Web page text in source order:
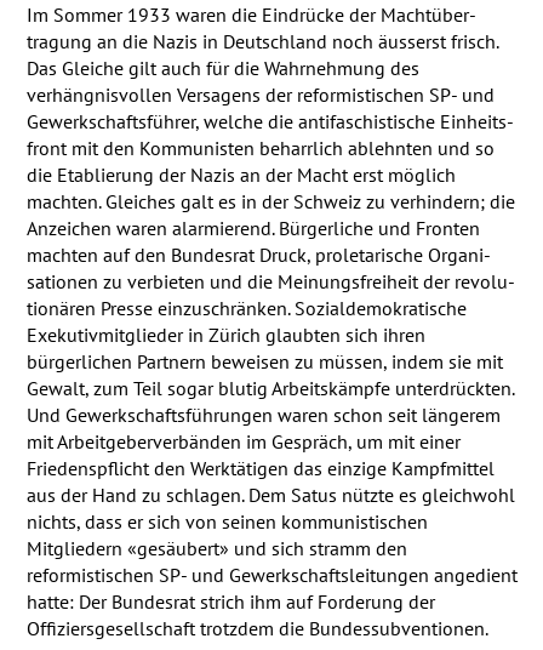
Im Sommer 1933 waren die Eindrücke der Macht­­über­­
tragung an die Nazis in Deutsch­­land noch äusserst frisch.
Das Gleiche gilt auch für die Wahr­­nehmung des
verhängnis­­vollen Ver­­sagens der reformistischen SP- und
Gewerk­schafts­führer, welche die anti­faschis­tische Einheits­­­
front mit den Kom­­­munisten beharr­­­lich ablehnten und so
die Etab­­lierung der Nazis an der Macht erst möglich
machten. Glei­­ches galt es in der Schweiz zu verhindern; die
Anzeichen waren alar­mierend. Bürger­liche und Fronten
machten auf den Bundesrat Druck, prole­tarische Organi­
sationen zu verbieten und die Meinungs­freiheit der revo­lu­
tio­nären Presse einzu­schränken. Sozial­demo­kratische
Exekutivmitglieder in Zürich glaubten sich ihren
bürgerlichen Partnern beweisen zu müssen, indem sie mit
Gewalt, zum Teil sogar blutig Arbeitskämpfe unterdrückten.
Und Gewerkschaftsführungen waren schon seit längerem
mit Arbeitgeberverbänden im Gespräch, um mit einer
Friedenspflicht den Werktätigen das einzige Kampfmittel
aus der Hand zu schlagen. Dem Satus nützte es gleichwohl
nichts, dass er sich von seinen kommunistischen
Mitgliedern «gesäubert» und sich stramm den
reformistischen SP- und Gewerkschaftsleitungen angedient
hatte: Der Bundesrat strich ihm auf Forderung der
Offiziersgesellschaft trotzdem die Bundessubventionen.